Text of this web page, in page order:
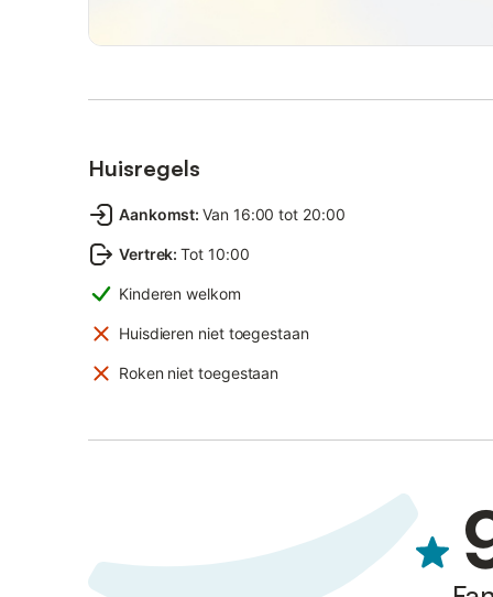
Huisregels
Aankomst: Van 16:00 tot 20:00
Vertrek: Tot 10:00
Kinderen welkom
Huisdieren niet toegestaan
Roken niet toegestaan